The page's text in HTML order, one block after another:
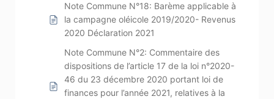
Note Commune N°18: Barème applicable à
la campagne oléicole 2019/2020- Revenus
2020 Déclaration 2021
Note Commune N°2: Commentaire des
dispositions de l’article 17 de la loi n°2020-
46 du 23 décembre 2020 portant loi de
finances pour l’année 2021, relatives à la